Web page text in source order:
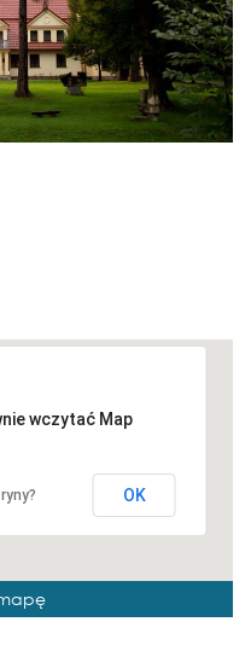
wczytać Map
OK